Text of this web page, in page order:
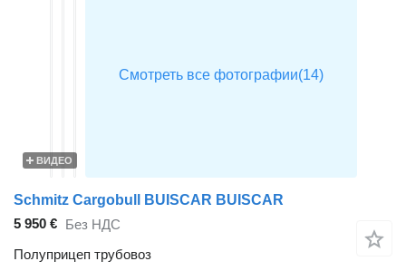
ВИДЕО
Schmitz Cargobull BUISCAR BUISCAR
5 950 €
Без НДС
Полуприцеп трубовоз